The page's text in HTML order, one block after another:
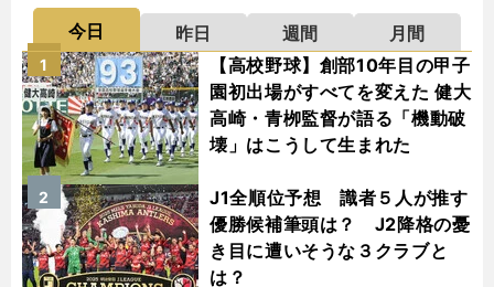
今日 昨日 週間
月間
【高校野球】創部10年目の甲子
園初出場がすべてを変えた 健大
高崎・青栁監督が語る「機動破
壊」はこうして生まれた
1
J1全順位予想 識者５人が推す
優勝候補筆頭は？ J2降格の憂
き目に遭いそうな３クラブと
は？
2